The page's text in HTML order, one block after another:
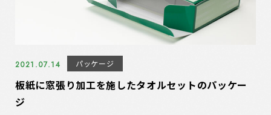
2021.07.14 パッケージ
板紙に窓張り加工を施したタオルセットのパッケー
ジ